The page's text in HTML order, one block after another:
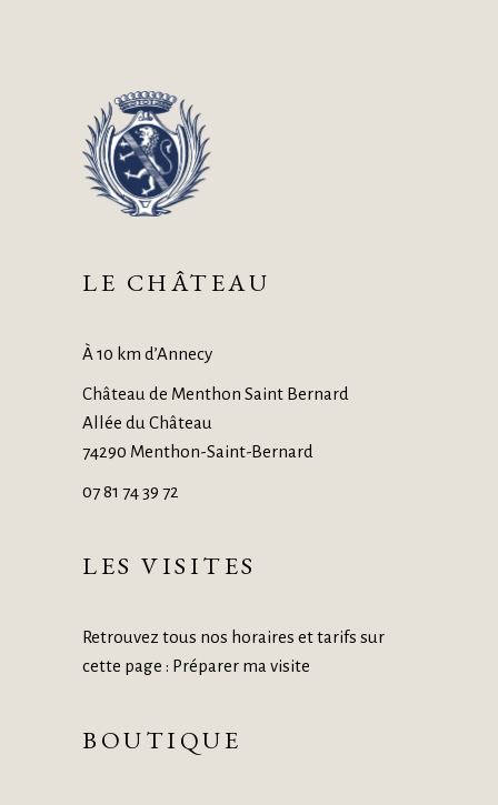
LE CHÂTEAU
À 10 km d’Annecy
Château de Menthon Saint Bernard
Allée du Château
74290 Menthon-Saint-Bernard
07 81 74 39 72
LES VISITES
Retrouvez tous nos horaires et tarifs sur
cette page : Préparer ma visite
BOUTIQUE